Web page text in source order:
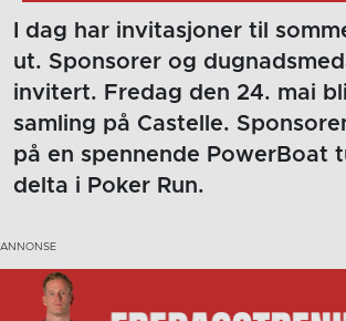
I dag har invitasjoner til
ut. Sponsorer og
invitert. Fredag den 24. mai
samling på Castelle.
på en spennende PowerBoat
delta i Poker Run.